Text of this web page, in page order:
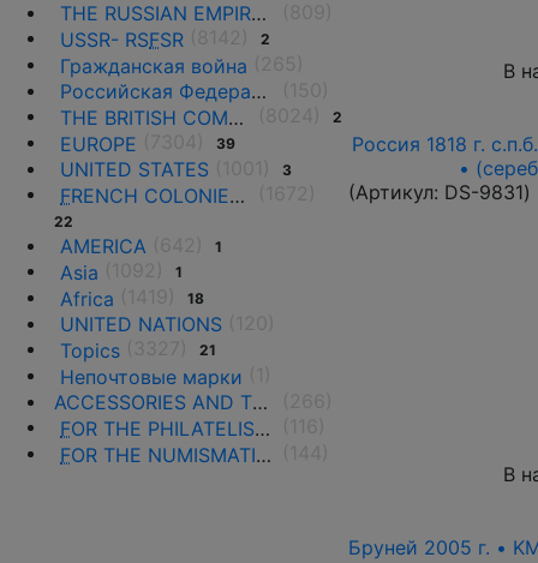
THE RUSSIAN EMPIRE UNTIL 1917.
USSR- RSFSR 2
Гражданская война
Российская Федерация(1992 г.-н.д.)
THE BRITISH COMMONWEALTH
2
EUROPE 39
UNITED STATES 3
FRENCH COLONIES AND THE TERRITORIES
22
AMERICA 1
Asia 1
Africa 18
UNITED NATIONS
Topics
21
Непочтовые марки
ACCESSORIES AND THE LITERATURE
FOR THE PHILATELISTS
FOR THE NUMISMATISTS
В
Россия 1818 г.
•
(Артикул: DS-9831)
В
Бруней 2005 г. •